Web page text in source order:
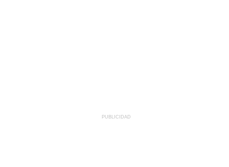
PUBLICIDAD